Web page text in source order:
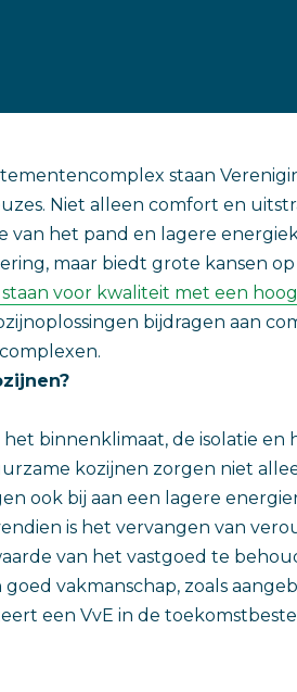
staan
Niet alleen comfort en
van het pand en lagere
maar biedt grote kansen
staan voor kwaliteit met een
bijdragen aan
het binnenklimaat, de isolatie en
kozijnen zorgen niet
ook bij aan een lagere
is het vervangen van
van het vastgoed te
vakmanschap, zoals
een VvE in de